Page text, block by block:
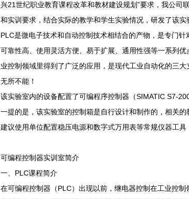
兴21世纪职业教育课程改革和教材建设规划”要求，我公
和实训要求，结合实际的教学和学生实验情况，研发了该实
PLC是微电子技术和自动控制技术相结合的产物，是专门
可靠性高、使用灵活方便、易于扩展、通用性强等一系列
业控制领域里得到了广泛的应用，是现代工业自动化的三
无所不能！
该实验室内的设备配置了可编程序控制器（SIMATIC S7-
一提的是，该实验室的控制箱是自行设计和制作的，相关的
建议使用单位配置稳压电源和数字式万用表等常规仪器工具
可编程控制器实训室简介
一、PLC课程简介
在可编程控制器（PLC）出现以前，继电器控制在工业控